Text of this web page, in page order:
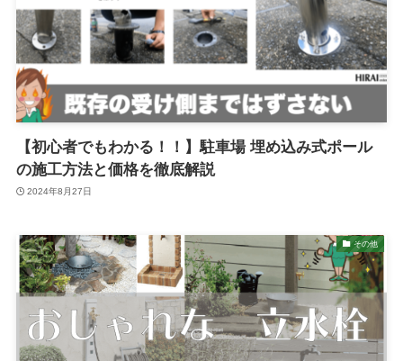
【初心者でもわかる！！】駐車場 埋め込み式ポール
の施工方法と価格を徹底解説
2024年8月27日
その他